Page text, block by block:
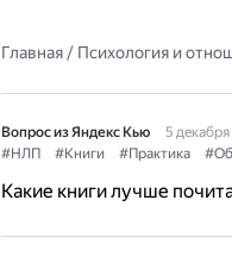
Главная/ Психология и
Вопрос из Яндекс Кью
5 декабря
#НЛП
#Книги #Практика
Какие книги лучше